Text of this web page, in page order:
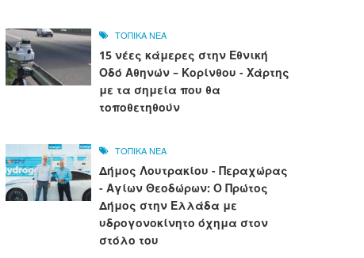
ΤΟΠΙΚΑ ΝΕΑ
15 νέες κάμερες στην Εθνική
Οδό Αθηνών – Κορίνθου - Χάρτης
με τα σημεία που θα
τοποθετηθούν
ΤΟΠΙΚΑ ΝΕΑ
Δήμος Λουτρακίου - Περαχώρας
- Αγίων Θεοδώρων: Ο Πρώτος
Δήμος στην Ελλάδα με
υδρογονοκίνητο όχημα στον
στόλο του